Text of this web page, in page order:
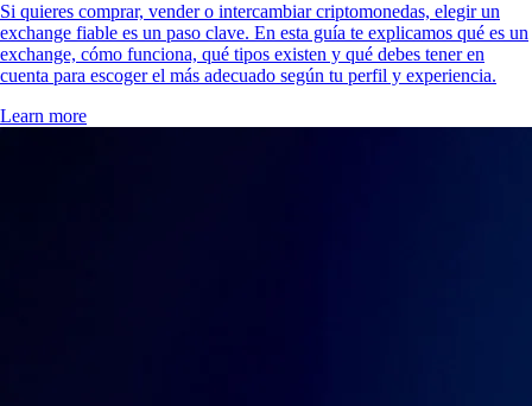
Si quieres comprar, vender o intercambiar criptomonedas, elegir un
exchange fiable es un paso clave. En esta guía te explicamos qué es un
exchange, cómo funciona, qué tipos existen y qué debes tener en
cuenta para escoger el más adecuado según tu perfil y experiencia.
Learn more